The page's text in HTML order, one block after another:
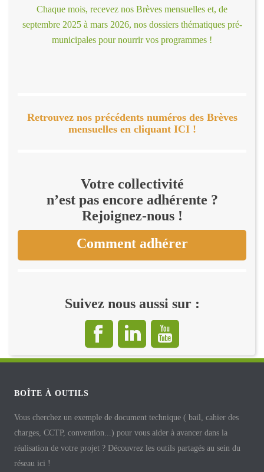
Chaque mois, recevez nos Brèves mensuelles et, de
septembre 2025 à mars 2026, nos dossiers thématiques pré-
municipales pour nourrir vos programmes !
Retrouvez nos précédents numéros des Brèves
mensuelles en cliquant ICI !
Votre collectivité
n’est pas encore adhérente ?
Rejoignez-nous !
Comment adhérer
Suivez nous aussi sur :
BOÎTE À OUTILS
Vous cherchez un exemple de document technique ( bail, cahier des
charges, CCTP, convention...) pour vous aider à avancer dans la
réalisation de votre projet ? Découvrez les outils partagés au sein du
réseau ici !